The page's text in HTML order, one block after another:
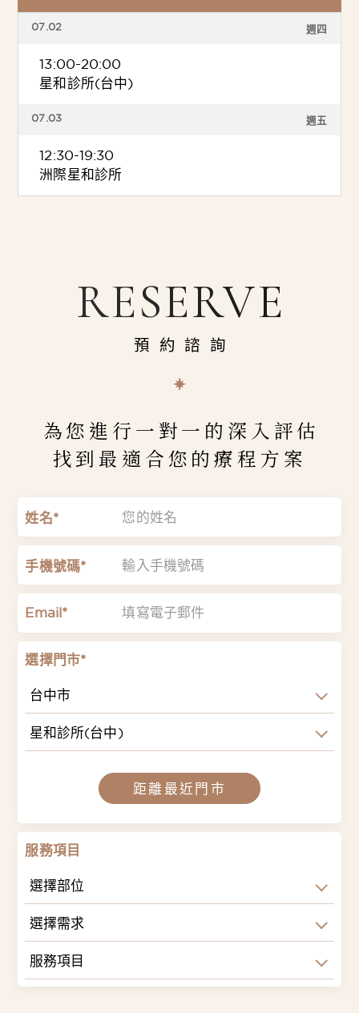
07.02 週四
13:00-20:00
星和診所(台中)
07.03 週五
12:30-19:30
洲際星和診所
RESERVE
預約諮詢
為您進行一對一的深入評估
找到最適合您的療程方案
姓名*
手機號碼*
Email*
選擇門市*
台中市
星和診所(台中)
距離最近門市
服務項目
選擇部位
選擇需求
服務項目